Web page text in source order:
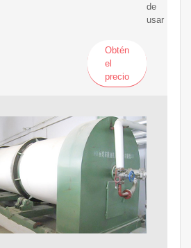
de
usar
Obtén
el
precio